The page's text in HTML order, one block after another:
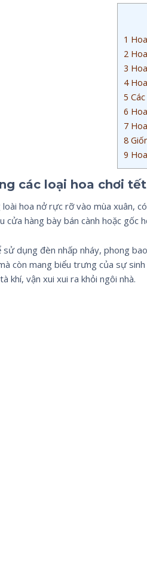
1
2
3
4
5
6
7
8
9
các loại hoa chơi
hoa nở rực rỡ vào mùa xuân,
cửa hàng bày bán cành hoặc
dụng đèn nhấp nháy, phong
còn mang biểu trưng của sự
khí, vận xui xui ra khỏi ngôi nhà.